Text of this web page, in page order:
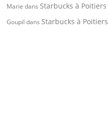
Marie dans Starbucks à Poitiers
Goupil dans Starbucks à Poitiers